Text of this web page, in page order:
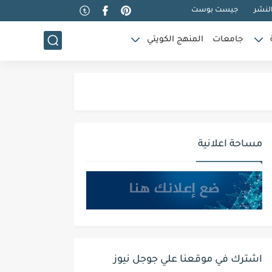
جيست بوست
جامعات المنهج الكويتي
مساحة اعلانية
اشترك في موقعنا علي جوجل نيوز